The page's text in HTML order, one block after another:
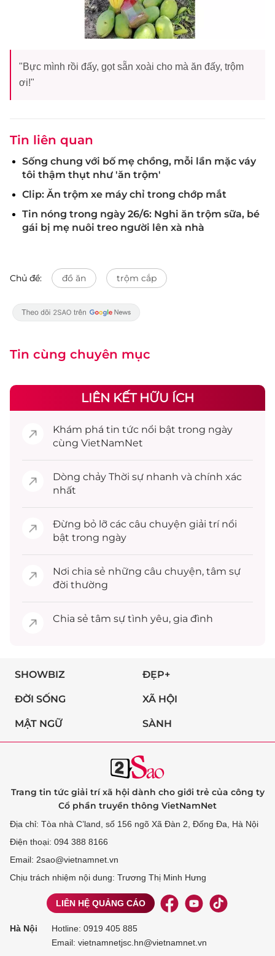
"Bực mình rồi đấy, gọt sẵn xoài cho mà ăn đấy, trộm
ơi!"
Tin liên quan
Sống chung với bố mẹ chồng, mỗi lần mặc váy
tôi thậm thụt như 'ăn trộm'
Clip: Ăn trộm xe máy chỉ trong chớp mắt
Tin nóng trong ngày 26/6: Nghi ăn trộm sữa, bé
gái bị mẹ nuôi treo người lên xà nhà
Chủ đề: đồ ăn trộm cắp
Tin cùng chuyên mục
LIÊN KẾT HỮU ÍCH
Khám phá tin tức nổi bật trong ngày
cùng VietNamNet
Dòng chảy Thời sự nhanh và chính xác
nhất
Đừng bỏ lỡ các câu chuyện giải trínổi
bật trong ngày
Nơi chia sẻ những câu chuyện, tâm sự
đời thường
Chia sẻ tâm sự tình yêu, gia đình
SHOWBIZ ĐẸP+
ĐỜI SỐNG XÃ HỘI
MẬT NGỮ SÀNH
Trang tin tức giải trí xã hội dành cho giới trẻ của công ty
Cổ phần truyền thông VietNamNet
Địa chỉ: Tòa nhà C’land, số 156 ngõ Xã Đàn 2, Đống Đa, Hà Nội
Điện thoại: 094 388 8166
Email: 2sao@vietnamnet.vn
Chịu trách nhiệm nội dung: Trương Thị Minh Hưng
LIÊN HỆ QUẢNG CÁO
Hà Nội Hotline: 0919 405 885
Email: vietnamnetjsc.hn@vietnamnet.vn